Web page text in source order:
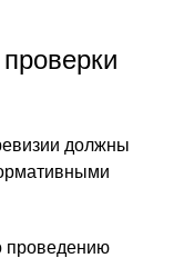
должны
проведению